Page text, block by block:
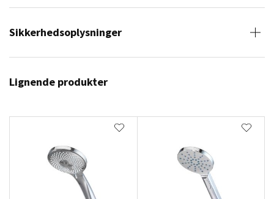
Sikkerhedsoplysninger
Lignende produkter